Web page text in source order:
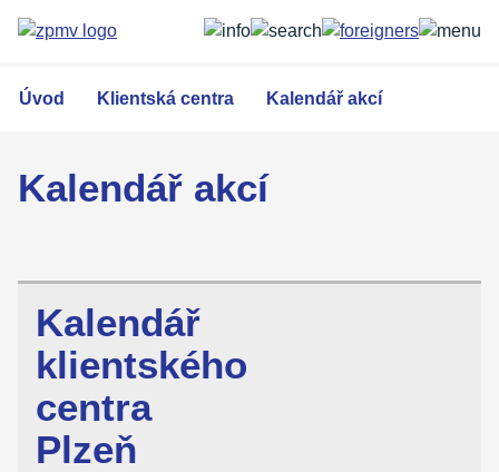
obsahu
Úvod Klientská centra Kalendář akcí
Kalendář akcí
Kalendář
klientského
centra
Plzeň